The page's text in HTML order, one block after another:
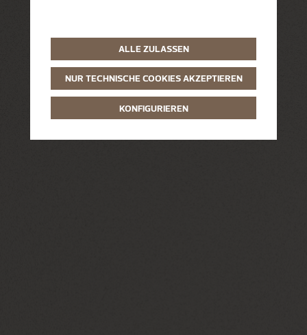
ALLE ZULASSEN
NUR TECHNISCHE COOKIES AKZEPTIEREN
KONFIGURIEREN